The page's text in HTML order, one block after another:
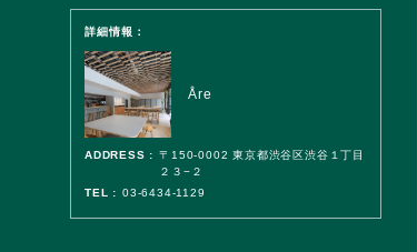
詳細情報：
Åre
ADDRESS : 〒150-0002 東京都渋谷区渋谷１丁目
２３−２
TEL : 03-6434-1129